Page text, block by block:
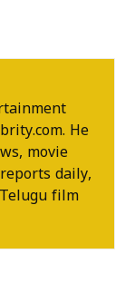
He
movie
daily,
film